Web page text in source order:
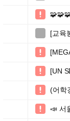

[교육

 [UN
 (어학
 📣 서